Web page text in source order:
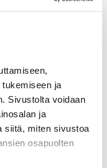
ja
Sivustolta voidaan
ja
siitä, miten sivustoa
osapuolten
fien
Näytä ennakoivat
merkkiä. Voit selata